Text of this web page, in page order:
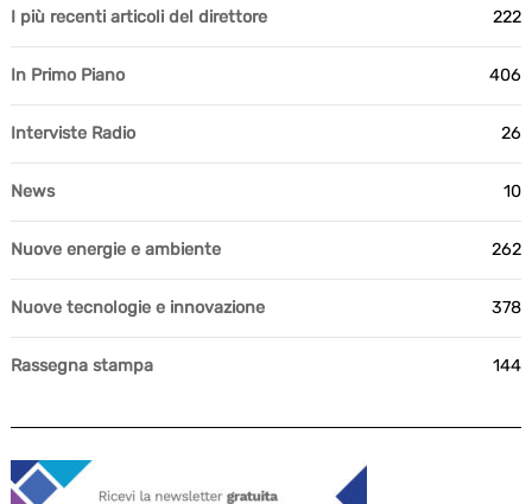
I più recenti articoli del direttore 222
In Primo Piano 406
Interviste Radio 26
News 10
Nuove energie e ambiente 262
Nuove tecnologie e innovazione 378
Rassegna stampa 144